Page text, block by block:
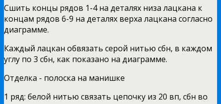
Сшить концы рядов 1-4 на деталях низа лацкана к
концам рядов 6-9 на деталях верха лацкана согласно
диаграмме.
Каждый лацкан обвязать серой нитью сбн, в каждом
углу по 3 сбн, как показано на диаграмме.
Отделка - полоска на манишке
1 ряд: белой нитью связать цепочку из 20 вп, сбн во